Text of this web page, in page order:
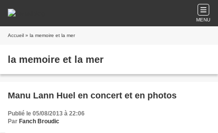
MENU
Accueil » la memoire et la mer
la memoire et la mer
Manu Lann Huel en concert et en photos
Publié le 05/08/2013 à 22:06
Par Fanch Broudic